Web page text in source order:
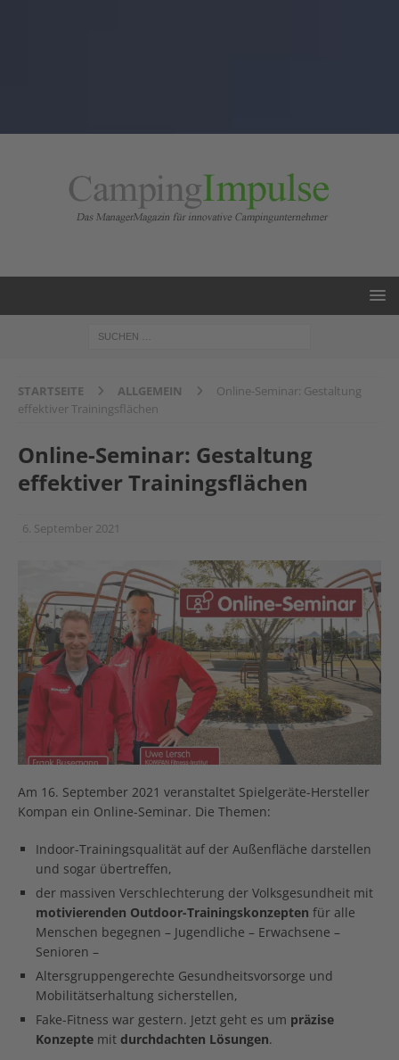
STARTSEITE ALLGEMEIN
Online-Seminar: Gestaltung
effektiver Trainingsflächen
Online-Seminar: Gestaltung
effektiver Trainingsflächen
6. September 2021
Am 16. September 2021 veranstaltet Spielgeräte-Hersteller
Kompan ein Online-Seminar. Die Themen:
Indoor-Trainingsqualität auf der Außenfläche darstellen
und sogar übertreffen,
der massiven Verschlechterung der Volksgesundheit mit
motivierenden Outdoor-Trainingskonzepten für alle
Menschen begegnen – Jugendliche – Erwachsene –
Senioren –
Altersgruppengerechte Gesundheitsvorsorge und
Mobilitätserhaltung sicherstellen,
Fake-Fitness war gestern. Jetzt geht es um präzise
Konzepte mit durchdachten Lösungen.